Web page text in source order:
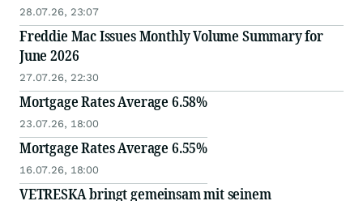
28.07.26, 23:07
Freddie Mac Issues Monthly Volume Summary for
June 2026
27.07.26, 22:30
Mortgage Rates Average 6.58%
23.07.26, 18:00
Mortgage Rates Average 6.55%
16.07.26, 18:00
VETRESKA bringt gemeinsam mit seinem